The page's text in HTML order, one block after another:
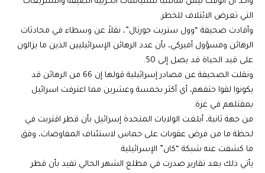
التي تعرض الائتلاف للخطر.
وأفادت صحيفة “وول ستريت جورنال”، نقلاً عن وسطاء في محادثات
الرهائن ومسؤول أميركي، بأن عدد الرهائن الإسرائيليين الذين ما يزالون
على قيد الحياة قد يصل إلى 50.
ونقلت الصحيفة عن مصادر إسرائيلية قولها إن 66 من الرهائن قد
يكونوا لقوا حتفهم، أي أكثر بخمسة وعشرين مما اعترفت اسرائيل
بمقتلهم في غزة.
من جهة ثانية، أبلغت الولايات المتحدة إسرائيل بأن قطر اقتربت في
لحظة ما من فرض عقوبات على حماس لاستئناف المفاوضات، وفق
ما كشفت عنه شبكة “كان” الإسرائيلية.
يأتي ذلك بعد تقارير صدرت في مطلع الشهر الحالي تفيد بأن قطر